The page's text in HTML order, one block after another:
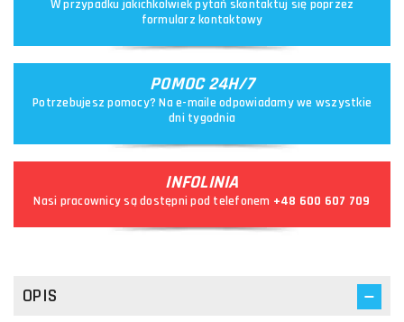
W przypadku jakichkolwiek pytań skontaktuj się poprzez
formularz kontaktowy
POMOC 24H/7
Potrzebujesz pomocy? Na e-maile odpowiadamy we wszystkie
dni tygodnia
INFOLINIA
Nasi pracownicy są dostępni pod telefonem +48 600 607 709
OPIS